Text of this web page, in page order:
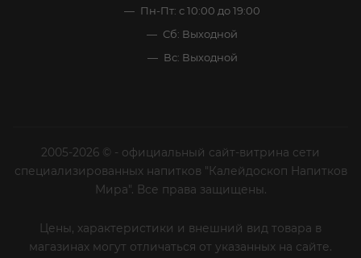
Пн-Пт: с 10:00 до 19:00
Сб: Выходной
Вс: Выходной
2005-2026 © - официальный сайт-витрина сети
специализированных напитков "Калейдоскоп Напитков
Мира". Все права защищены.
Цены, характеристики и внешний вид товара в
магазинах могут отличаться от указанных на сайте.